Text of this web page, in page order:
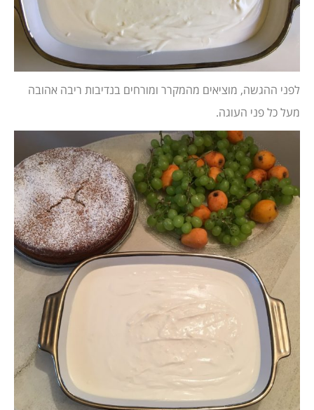
לפני ההגשה, מוציאים מהמקרר ומורחים בנדיבות ריבה אהובה
מעל כל פני העוגה.